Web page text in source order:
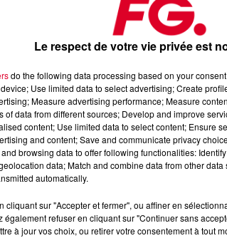
, 📱 et sur l’Application FG (IOShttps://
rave et tech-house
Le respect de votre vie privée est
do the following data processing based on your
Use limited data to select advertising; Create
Measure advertising performance; Measure
of data from different sources; Develop and improve
content; Use limited data to select content; Ensure
and content; Save and communicate privacy
browsing data to offer following functionalities:
data; Match and combine data from other
automatically.
cliquant sur "Accepter et fermer", ou affiner en
également refuser en cliquant sur "Continuer sans
à jour vos choix, ou retirer votre consentement à tout